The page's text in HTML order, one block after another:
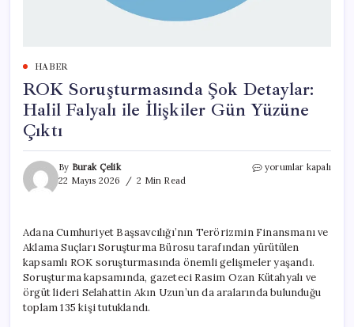
HABER
ROK Soruşturmasında Şok Detaylar:
Halil Falyalı ile İlişkiler Gün Yüzüne
Çıktı
By Burak Çelik
22 Mayıs 2026
2 Min Read
ROK
Falyalı
ile
İlişkiler
Gün
Yüzüne
yorumlar kapalı
Adana Cumhuriyet Başsavcılığı’nın Terörizmin Finansmanı ve
Aklama Suçları Soruşturma Bürosu tarafından yürütülen
kapsamlı ROK soruşturmasında önemli gelişmeler yaşandı.
Soruşturma kapsamında, gazeteci Rasim Ozan Kütahyalı ve
örgüt lideri Selahattin Akın Uzun’un da aralarında bulunduğu
toplam 135 kişi tutuklandı.